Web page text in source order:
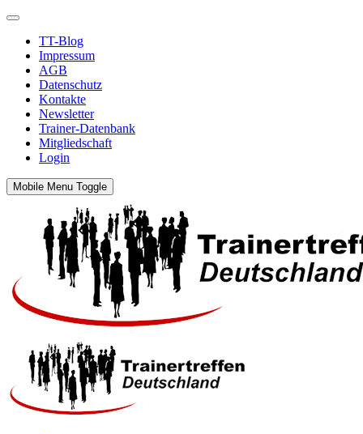
TT-Blog
Impressum
AGB
Datenschutz
Kontakte
Newsletter
Trainer-Datenbank
Mitgliedschaft
Login
Mobile Menu Toggle